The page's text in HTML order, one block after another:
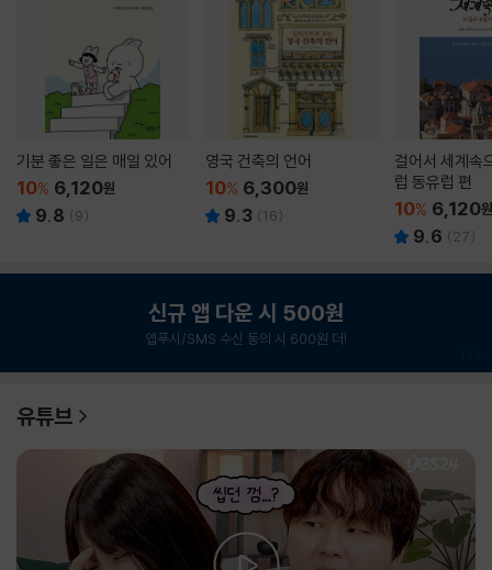
기분 좋은 일은 매일 있어
10% 6,120원
9.8 (9)
영국 건축의 언어
10% 6,300원
9.3 (16)
걸어서 세계속
럽 동유럽 편
10% 6,120원
9.6 ( 27)
신규 앱 다운 시 500원
앱푸시/SMS 수신 동의 시 600원 더!
유튜브